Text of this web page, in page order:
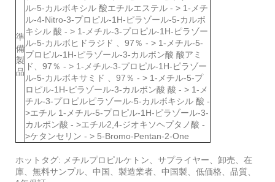
準
備
製
品
ル-5-カルボキシル 酸エチルエステル - > 1-メチ
ル-4-Nitro-3-プロピル-1H-ピラゾール-5-カルボ
キシル 酸 - > 1-メチル-3-プロピル-1H-ピラゾー
ル-5-カルボヒドラジド 、97％ - > 1-メチル-5-
プロピル-1H-ピラゾール-3-カルボン酸 酸アミ
ド、97％ - > 1-メチル-3-プロピル-1H-ピラゾー
ル-5-カルボキサミド 、97％ - > 1-メチル-5-プ
ロピル-1H-ピラゾール-3-カルボン酸 酸 - > 1-メ
チル-3-プロピルピラゾール-5-カルボキシル 酸 -
>エチル 1-メチル-5-プロピル-1H-ピラゾール-3-
カルボン酸 - >エチル2,4-ジオキソヘプタノ酸 -
>ケタンセリン - > 5-Bromo-Pentan-2-One
ホットタグ: メチルプロピルケトン、サプライヤー、卸売、在
庫、無料サンプル、中国、製造業者、中国製、低価格、品質、